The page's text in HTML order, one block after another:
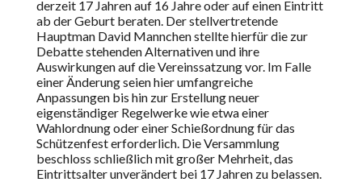
derzeit 17 Jahren auf 16 Jahre oder auf einen Eintritt
ab der Geburt beraten. Der stellvertretende
Hauptman David Mannchen stellte hierfür die zur
Debatte stehenden Alternativen und ihre
Auswirkungen auf die Vereinssatzung vor. Im Falle
einer Änderung seien hier umfangreiche
Anpassungen bis hin zur Erstellung neuer
eigenständiger Regelwerke wie etwa einer
Wahlordnung oder einer Schießordnung für das
Schützenfest erforderlich. Die Versammlung
beschloss schließlich mit großer Mehrheit, das
Eintrittsalter unverändert bei 17 Jahren zu belassen.